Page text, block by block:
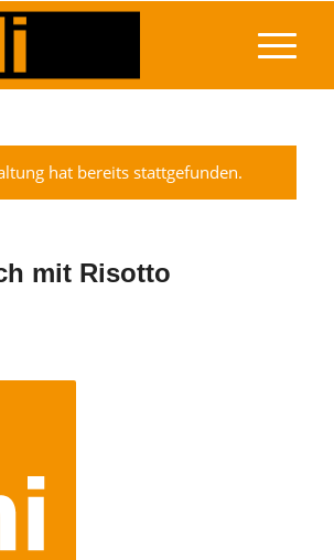
hat bereits stattgefunden.
mit Risotto